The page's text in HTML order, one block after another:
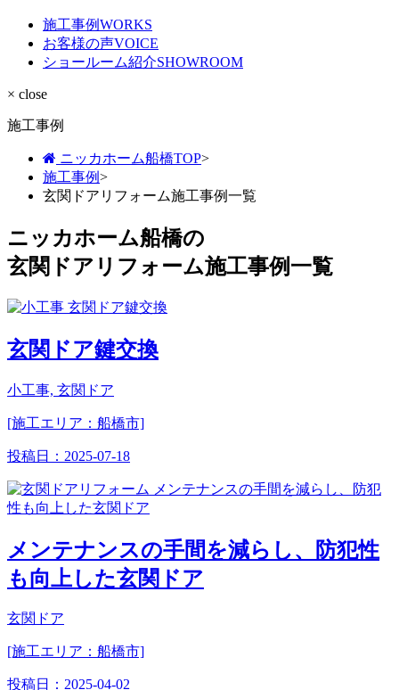
施工事例WORKS
お客様の声VOICE
ショールーム紹介SHOWROOM
× close
施工事例
ニッカホーム船橋TOP>
施工事例>
玄関ドアリフォーム施工事例一覧
ニッカホーム船橋の
玄関ドアリフォーム施工事例一覧
玄関ドア鍵交換
小工事, 玄関ドア
[施工エリア：船橋市]
投稿日： 2025-07-18
メンテナンスの手間を減らし、防犯性
も向上した玄関ドア
玄関ドア
[施工エリア：船橋市]
投稿日： 2025-04-02